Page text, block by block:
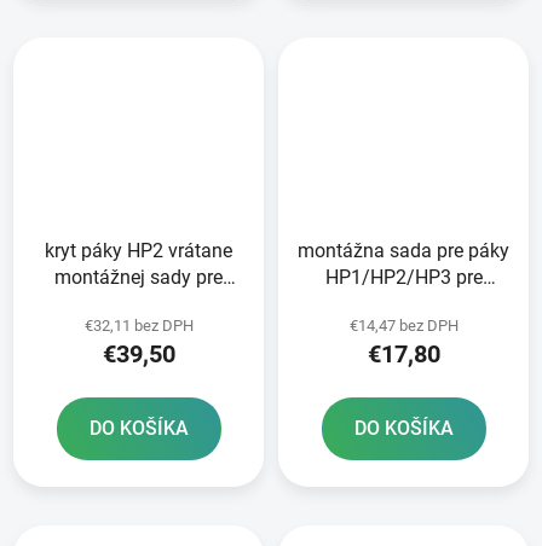
kryt páky HP2 vrátane
montážnej sady pre
RTECH oranžový
€32,11 bez DPH
€39,50
DO KOŠÍKA
montážna sada pre páky
HP1/HP2/HP3 pre
RTECH čierna
€14,47 bez DPH
€17,80
DO KOŠÍKA